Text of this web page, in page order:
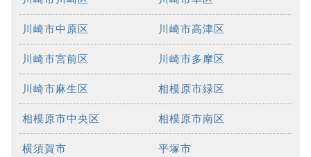
川崎市中原区 川崎市高津区
川崎市宮前区 川崎市多摩区
川崎市麻生区 相模原市緑区
相模原市中央区 相模原市南区
横須賀市 平塚市